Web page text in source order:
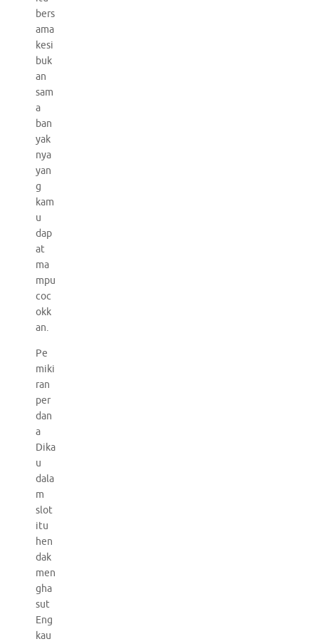
bers
ama
kesi
buk
an
sam
a
ban
yak
nya
yan
g
kam
u
dap
at
ma
mpu
coc
okk
an.
Pe
miki
ran
per
dan
a
Dika
u
dala
m
slot
itu
hen
dak
men
gha
sut
Eng
kau